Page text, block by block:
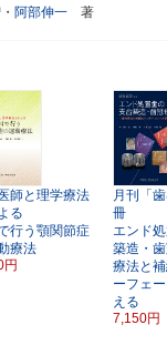
・ 阿部伸一 著
師と理学療法
る
行う顎関節症
療法
円
月刊「
冊
エンド
築造・
療法と
ーフェ
える
7,150円